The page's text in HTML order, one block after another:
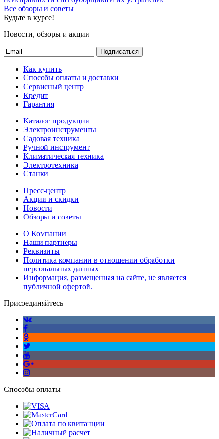
Все обзоры и советы
Будьте в курсе!
Новости, обзоры и акции
Подписаться
Как купить
Способы оплаты и доставки
Сервисный центр
Кредит
Гарантия
Каталог продукции
Электроинструменты
Садовая техника
Ручной инструмент
Климатическая техника
Электротехника
Станки
Пресс-центр
Акции и скидки
Новости
Обзоры и советы
О Компании
Наши партнеры
Реквизиты
Политика компании в отношении обработки
персональных данных
Информация, размещенная на сайте, не является
публичной офертой.
Присоединяйтесь
Способы оплаты